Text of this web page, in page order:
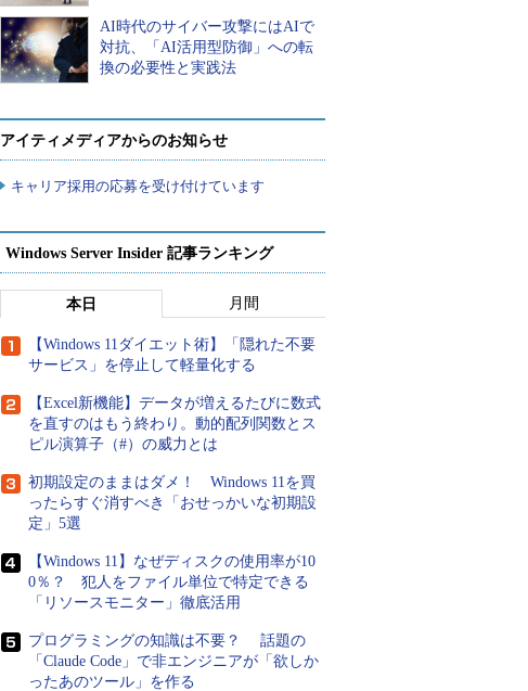
AI時代のサイバー攻撃にはAIで
対抗、「AI活用型防御」への転
換の必要性と実践法
アイティメディアからのお知らせ
キャリア採用の応募を受け付けています
Windows Server Insider 記事ランキング
本日 月間
【Windows 11ダイエット術】「隠れた不要
サービス」を停止して軽量化する
【Excel新機能】データが増えるたびに数式
を直すのはもう終わり。動的配列関数とス
ピル演算子（#）の威力とは
初期設定のままはダメ！ Windows 11を買
ったらすぐ消すべき「おせっかいな初期設
定」5選
【Windows 11】なぜディスクの使用率が10
0％？ 犯人をファイル単位で特定できる
「リソースモニター」徹底活用
プログラミングの知識は不要？ 話題の
「Claude Code」で非エンジニアが「欲しか
ったあのツール」を作る